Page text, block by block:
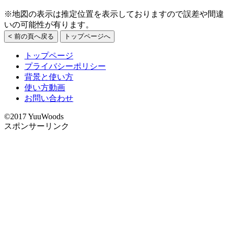
※地図の表示は推定位置を表示しておりますので誤差や間違
いの可能性が有ります。
< 前の頁へ戻る トップページへ
トップページ
プライバシーポリシー
背景と使い方
使い方動画
お問い合わせ
©2017 YuuWoods
スポンサーリンク